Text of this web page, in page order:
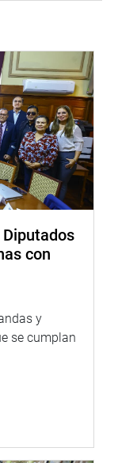
con
y
se cumplan